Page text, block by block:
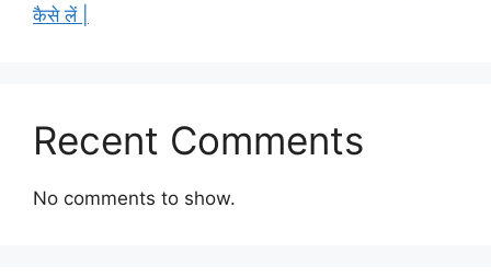
कैसे लें |
Recent Comments
No comments to show.